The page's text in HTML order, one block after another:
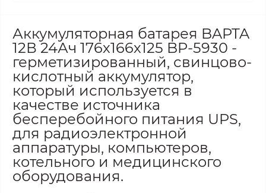
Аккумуляторная батарея BAPTA
12В 24Ач 176х166х125 BP-5930 -
герметизированный, свинцово-
кислотный аккумулятор,
который используется в
качестве источника
бесперебойного питания UPS,
для радиоэлектронной
аппаратуры, компьютеров,
котельного и медицинского
оборудования.